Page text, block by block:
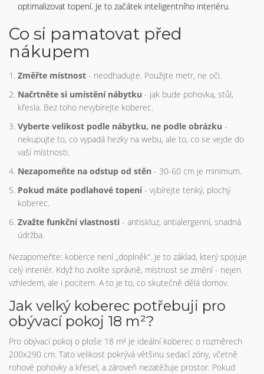
optimalizovat topení. Je to začátek inteligentního interiéru.
Co si pamatovat před
nákupem
Změřte místnost - neodhadujte. Použijte metr, ne oči.
Načrtněte si umístění nábytku - jak bude pohovka, stůl,
křesla. Bez toho nevybírejte koberec.
Vyberte velikost podle nábytku, ne podle obrázku -
nekupujte to, co vypadá hezky na webu, ale to, co se vejde do
vaší místnosti.
Nezapomeňte na odstup od stěn - 30-60 cm je minimum.
Pokud máte podlahové topení- vybírejte tenký, plochý
koberec.
Zvažte funkční vlastnosti - antiskluz, antialergenní, snadná
údržba.
Nezapomeňte: koberce není „doplněk“. Je to základ, který spojuje
celý interiér. Když ho zvolíte správně, místnost se změní - nejen
vzhledem, ale i pocitem. A to je to, co skutečně dělá domov.
Jak velký koberec potřebuji pro
obývací pokoj 18 m²?
Pro obývací pokoj o ploše 18 m² je ideální koberec o rozměrech
200x290 cm. Tato velikost pokrývá většinu sedací zóny, včetně
rohové pohovky a křesel, a zároveň nezatěžuje prostor. Pokud